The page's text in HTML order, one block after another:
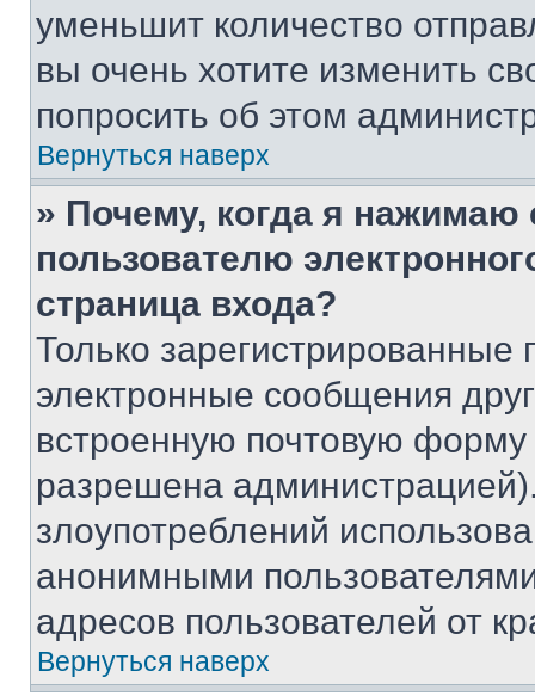
уменьшит количество
вы очень хотите изменить
попросить об этом
Вернуться наверх
» Почему, когда я нажимаю
пользователю
страница входа?
Только зарегистрированные
электронные сообщения
встроенную почтовую
разрешена
злоупотреблений
анонимными
адресов пользователей от
Вернуться наверх